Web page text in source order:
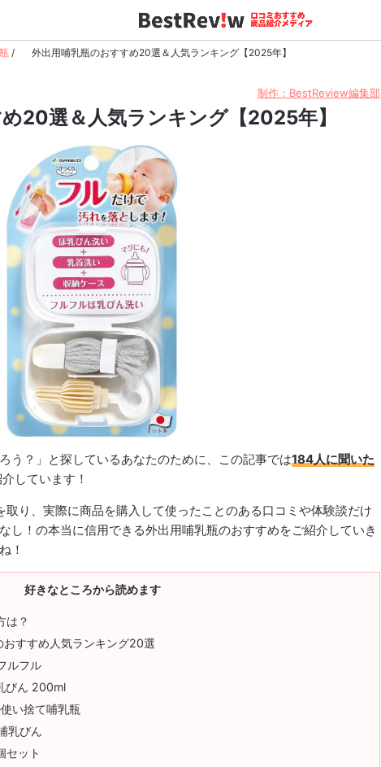
/ 外出用哺乳瓶のおすすめ20選＆人気ランキング【2025年】
制作：BestReview編集部
20選＆人気ランキング【2025年】
う？」と探しているあなたのために、この記事では184人に聞いた
しています！
り、実際に商品を購入して使ったことのある口コミや体験談だけ
し！の本当に信用できる外出用哺乳瓶のおすすめをご紹介していき
！
好きなところから読めます
は？
おすすめ人気ランキング20選
ルフル
びん 200ml
い捨て哺乳瓶
乳びん
セット